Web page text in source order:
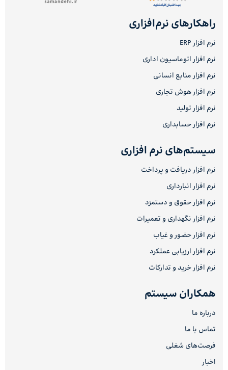
راهکارهای نرم‌افزاری
نرم افزار ERP
نرم افزار اتوماسیون اداری
نرم افزار منابع انسانی
نرم افزار هوش تجاری
نرم افزار تولید
نرم افزار حسابداری
سیستم‌های نرم افزاری
نرم افزار دریافت و پرداخت
نرم افزار انبارداری
نرم افزار حقوق و دستمزد
نرم افزار نگهداری و تعمیرات
نرم افزار حضور و غیاب
نرم افزار ارزیابی عملکرد
نرم افزار خرید و تدارکات
همکاران سیستم
درباره ما
تماس با ما
فرصت‌های شغلی
اخبار